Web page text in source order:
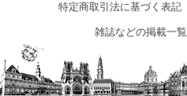
特定商取引法に基づく表記
雑誌などの掲載一覧